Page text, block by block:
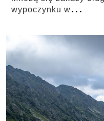
wypoczynku w...